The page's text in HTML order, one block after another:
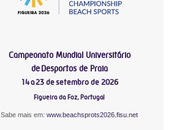
Campeonato Mundial Universitário
de Desportos de Praia
14 a 23 de setembro de 2026
Figueira da Foz, Portugal
Sabe mais em:www.beachsprots2026.fisu.net